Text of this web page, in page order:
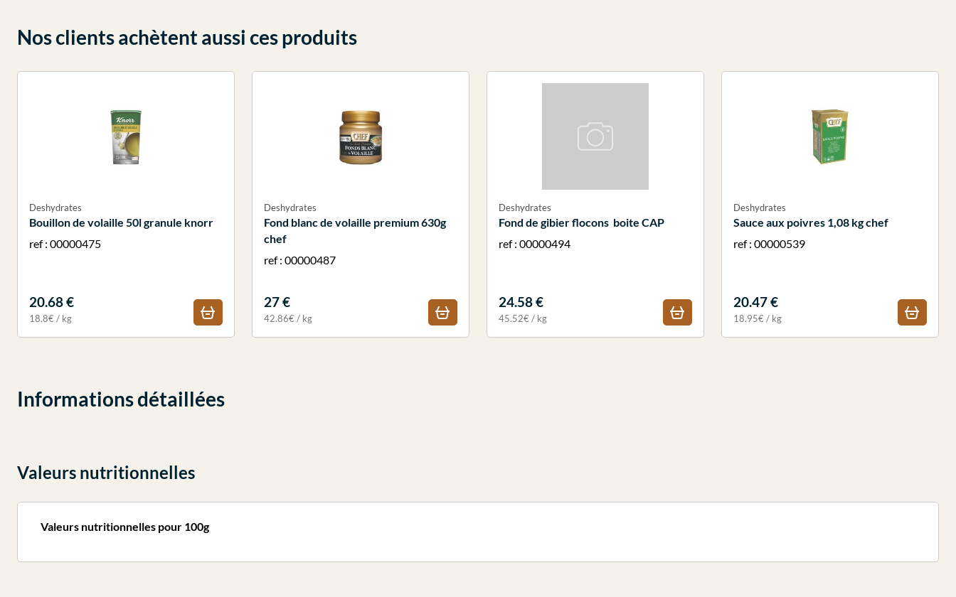
Nos clients achètent aussi ces produits
Deshydrates
Bouillon de volaille 50l granule knorr
ref : 00000475
20.68 €
18.8€ / kg
Deshydrates
Fond blanc de volaille premium 630g
chef
ref : 00000487
27 €
42.86€ / kg
Deshydrates
Fond de gibier flocons boite CAP
ref : 00000494
24.58 €
45.52€ / kg
Deshydrates
Sauce aux poivres 1,08 kg chef
ref : 00000539
20.47 €
18.95€ / kg
Informations détaillées
Valeurs nutritionnelles
Valeurs nutritionnelles pour 100g